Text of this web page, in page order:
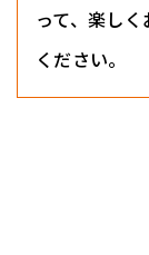
って、楽し
ください。